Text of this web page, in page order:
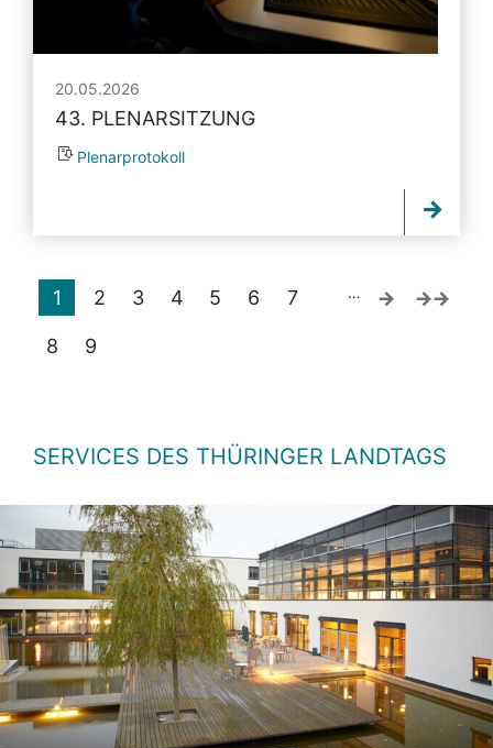
20.05.2026
43. PLENARSITZUNG
Plenarprotokoll
1 2 3 4 5 6 7
8 9
…
SERVICES DES THÜRINGER LANDTAGS